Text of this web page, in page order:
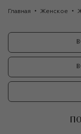
Главная Женское